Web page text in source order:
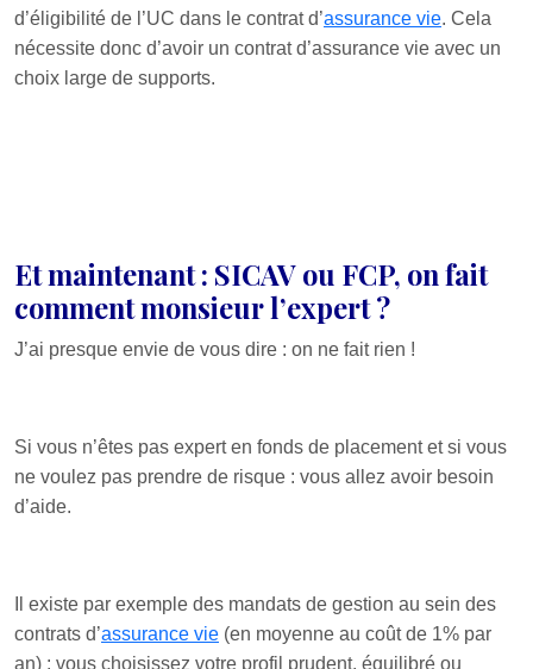
d’éligibilité de l’UC dans le contrat d’assurance vie. Cela
nécessite donc d’avoir un contrat d’assurance vie avec un
choix large de supports.
Et maintenant : SICAV ou FCP, on fait
comment monsieur l’expert ?
J’ai presque envie de vous dire : on ne fait rien !
Si vous n’êtes pas expert en fonds de placement et si vous
ne voulez pas prendre de risque : vous allez avoir besoin
d’aide.
Il existe par exemple des mandats de gestion au sein des
contrats d’assurance vie (en moyenne au coût de 1% par
an) : vous choisissez votre profil prudent, équilibré ou